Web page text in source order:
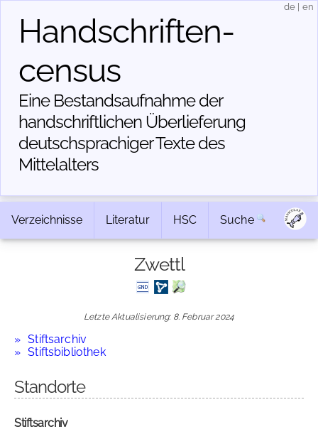
Handschriften­
census
Eine Bestandsaufnahme der
handschriftlichen Über­lieferung
deutschsprachiger Texte des
Mittelalters
de en
Verzeichnisse Literatur HSC Suche
Zwettl
Letzte Aktualisierung: 8. Februar 2024
Stiftsarchiv
Stiftsbibliothek
Standorte
Stiftsarchiv